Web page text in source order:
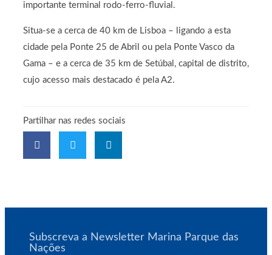
importante terminal rodo-ferro-fluvial.
Situa-se a cerca de 40 km de Lisboa – ligando a esta
cidade pela Ponte 25 de Abril ou pela Ponte Vasco da
Gama – e a cerca de 35 km de Setúbal, capital de distrito,
cujo acesso mais destacado é pela A2.
Partilhar nas redes sociais
Subscreva a Newsletter Marina Parque das
Nações